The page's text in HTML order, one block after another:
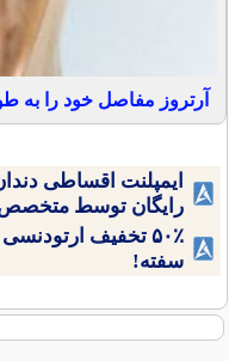
آرتروز مفاصل خود را
ایمپلنت اقساطی
رایگان توسط
۵۰٪ تخفیف
سفته!